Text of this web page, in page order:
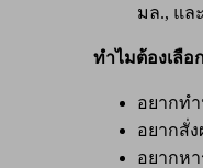
มล., แล
ทำไมต้องเลือ
อยากท
อยากสั่
อยากห